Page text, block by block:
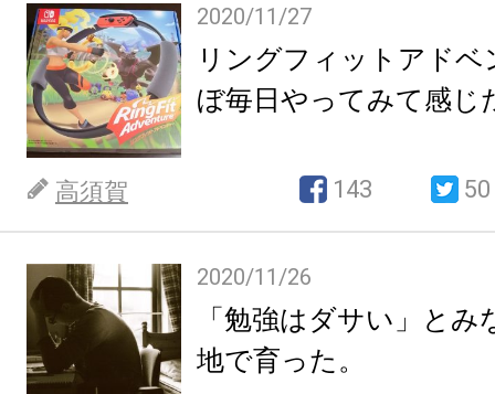
2020/11/27
リングフィットアドベ
ぼ毎日やってみて感じ
高須賀 143 50
2020/11/26
「勉強はダサい」と
地で育った。